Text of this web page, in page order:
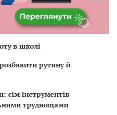
в школі
рутину й
сім інструментів
труднощами